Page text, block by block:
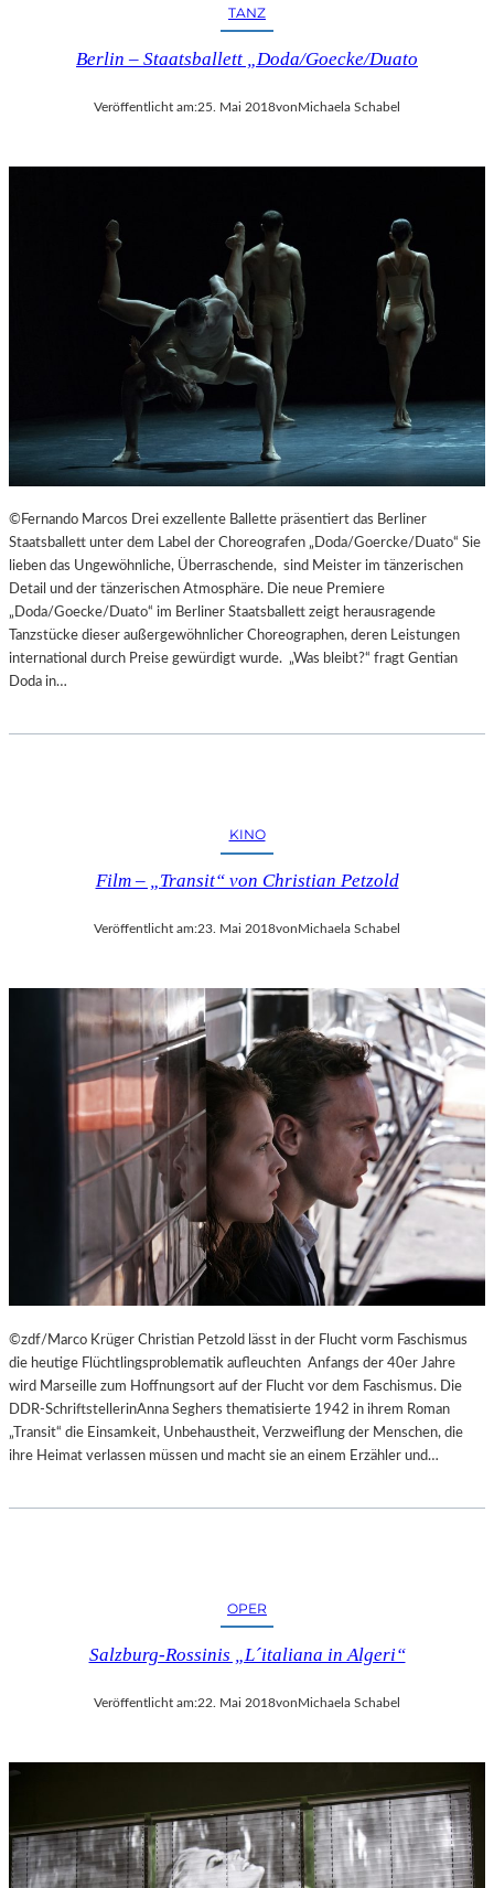
TANZ
Berlin – Staatsballett „Doda/Goecke/Duato
Veröffentlicht am:25. Mai 2018vonMichaela Schabel
©Fernando Marcos Drei exzellente Ballette präsentiert das Berliner
Staatsballett unter dem Label der Choreografen „Doda/Goercke/Duato“ Sie
lieben das Ungewöhnliche, Überraschende, sind Meister im tänzerischen
Detail und der tänzerischen Atmosphäre. Die neue Premiere
„Doda/Goecke/Duato“ im Berliner Staatsballett zeigt herausragende
Tanzstücke dieser außergewöhnlicher Choreographen, deren Leistungen
international durch Preise gewürdigt wurde. „Was bleibt?“ fragt Gentian
Doda in…
KINO
Film – „Transit“ von Christian Petzold
Veröffentlicht am:23. Mai 2018von Michaela Schabel
©zdf/Marco Krüger Christian Petzold lässt in der Flucht vorm Faschismus
die heutige Flüchtlingsproblematik aufleuchten Anfangs der 40er Jahre
wird Marseille zum Hoffnungsort auf der Flucht vor dem Faschismus. Die
DDR-SchriftstellerinAnna Seghers thematisierte 1942 in ihrem Roman
„Transit“ die Einsamkeit, Unbehaustheit, Verzweiflung der Menschen, die
ihre Heimat verlassen müssen und macht sie an einem Erzähler und…
OPER
Salzburg-Rossinis „L´italiana in Algeri“
Veröffentlicht am:22. Mai 2018vonMichaela Schabel